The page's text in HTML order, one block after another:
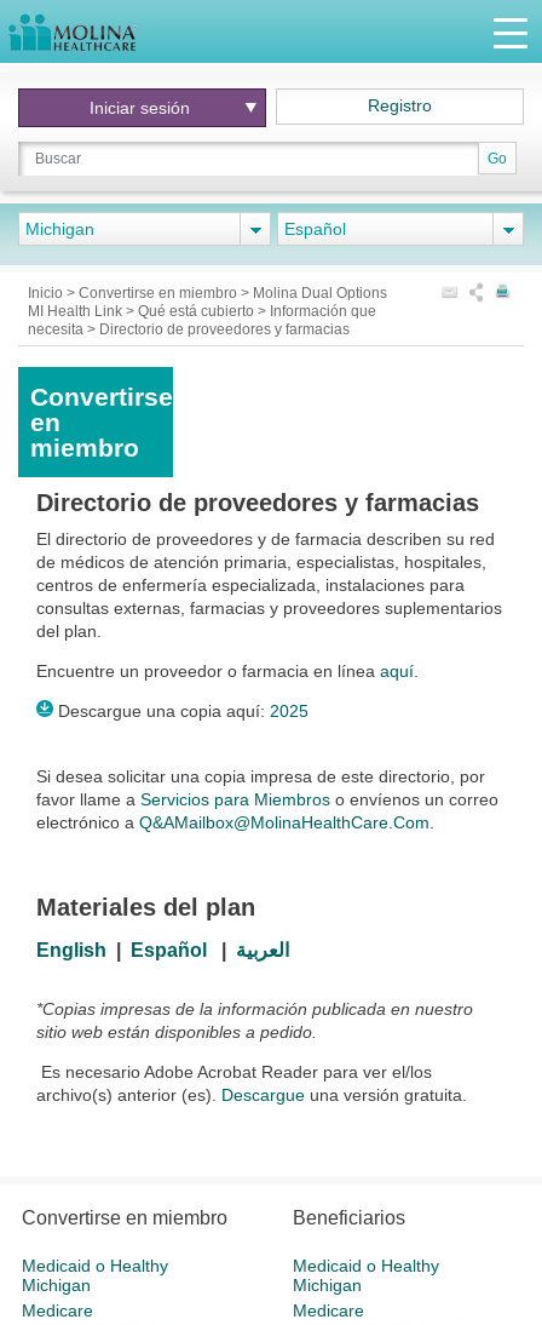
Go
Iniciar sesión Registro
Michigan Español
Inicio > Convertirse en miembro > Molina Dual Options
MI Health Link > Qué está cubierto > Información que
necesita > Directorio de proveedores y farmacias
Convertirse
en
miembro
Directorio de proveedores y farmacias
El directorio de proveedores y de farmacia describen su red
de médicos de atención primaria, especialistas, hospitales,
centros de enfermería especializada, instalaciones para
consultas externas, farmacias y proveedores suplementarios
del plan.
Encuentre un proveedor o farmacia en línea aquí
Descargue una copia aquí: 2025
Si desea solicitar una copia impresa de este directorio, por
favor llame a Servicios para Miembros o envíenos un correo
electrónico a Q&AMailbox@MolinaHealthCare.Com
Materiales del plan
English | Español | العربية
*Copias impresas de la información publicada en nuestro
sitio web están disponibles a pedido.
Es necesario Adobe Acrobat Reader para ver el/los
archivo(s) anterior (es). Descargue una versión gratuita.
Convertirse en miembro
Medicaid o Healthy
Michigan
Medicare
Beneficiarios
Medicaid o Healthy
Michigan
Medicare